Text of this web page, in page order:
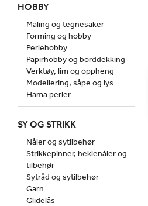
HOBBY
Maling og tegnesaker
Forming og hobby
Perlehobby
Papirhobby og borddekking
Verktøy, lim og oppheng
Modellering, såpe og lys
Hama perler
SY OG STRIKK
Nåler og sytilbehør
Strikkepinner, heklenåler og
tilbehør
Sytråd og sytilbehør
Garn
Glidelås